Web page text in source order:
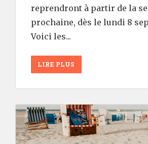
reprendront à partir de la
prochaine, dès le lundi 8
Voici les...
LIRE PLUS